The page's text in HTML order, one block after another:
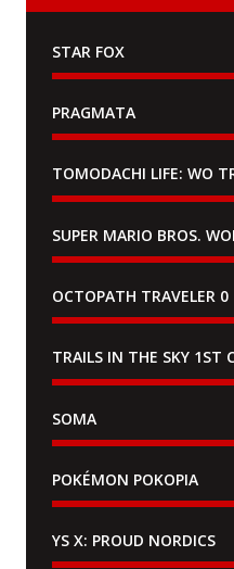
STAR FOX
PRAGMATA
TOMODACHI LIFE: WO
OCTOPATH TRAVELER 0
TRAILS IN THE SKY 1ST
SOMA
POKÉMON POKOPIA
YS X: PROUD NORDICS